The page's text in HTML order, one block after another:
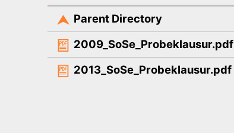
Parent Directory
2009_SoSe_Probeklausur.pdf
2013_SoSe_Probeklausur.pdf